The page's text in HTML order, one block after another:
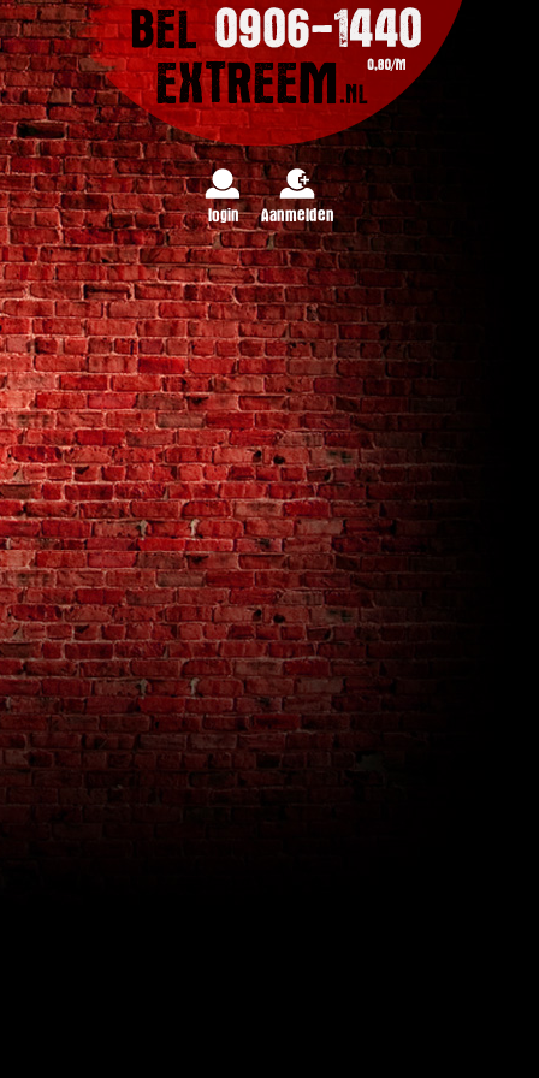
login Aanmelden